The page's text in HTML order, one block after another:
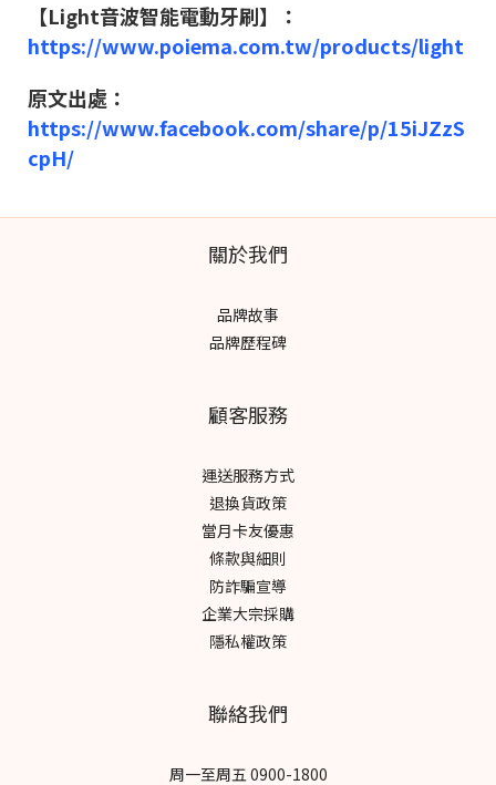
【Light音波智能電動牙刷】：
https://www.poiema.com.tw/products/light
原文出處：
https://www.facebook.com/share/p/15iJZzS
cpH/
關於我們
品牌故事
品牌歷程碑
顧客服務
運送服務方式
退換貨政策
當月卡友優惠
條款與細則
防詐騙宣導
企業大宗採購
隱私權政策
聯絡我們
周一至周五 0900-1800